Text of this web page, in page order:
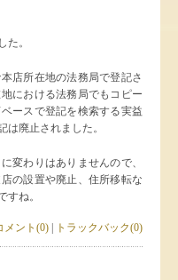
た。
店所在地の法務局で登記さ
における法務局でもコピー
ースで登記を検索する実益
は廃止されました。
変わりはありませんので、
の設置や廃止、住所移転な
すね。
メント(0) トラックバック(0)